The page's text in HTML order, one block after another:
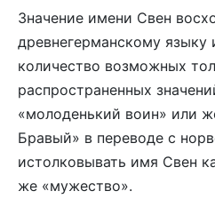
Значение имени Свен
древнегерманскому языку
количество возможных
распространенных
«молоденький воин» или
Бравый» в переводе с
истолковывать имя Свен
же «мужество».